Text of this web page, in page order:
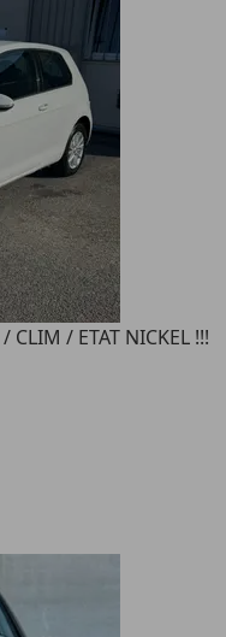
CLIM / ETAT NICKEL !!!